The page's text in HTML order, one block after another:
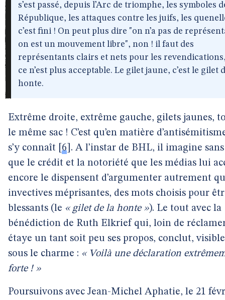
s’est passé, depuis l’Arc de triomphe, les symboles
République, les attaques contre les juifs, les
c’est fini ! On peut plus dire "on n’a pas de
on est un mouvement libre", non ! il faut des
représentants clairs et nets pour les
ce n’est plus acceptable. Le gilet jaune, c’est le gilet
honte.
Extrême droite, extrême gauche, gilets jaunes,
le même sac ! C’est qu’en matière
s’y connaît 6 . A l’instar de BHL, il imagine
que le crédit et la notoriété que les médias lui
encore le dispensent d’argumenter autrement
invectives méprisantes, des mots choisis pour
blessants (le « gilet de la honte »). Le tout avec la
bénédiction de Ruth Elkrief qui, loin de
étaye un tant soit peu ses propos, conclut,
sous le charme : « Voilà une déclaration
forte ! »
Poursuivons avec Jean-Michel Aphatie, le 21